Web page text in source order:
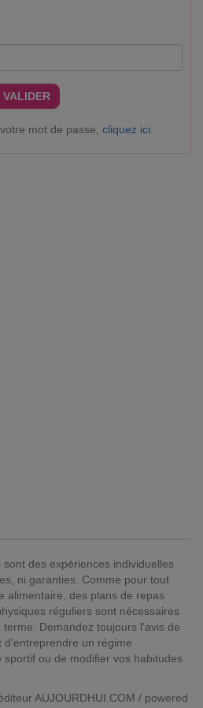
VALIDER
mot de passe, cliquez ici
des expériences individuelles
ni garanties. Comme pour tout
alimentaire, des plans de repas
réguliers sont nécessaires
Demandez toujours l'avis de
un régime
ou de modifier vos habitudes
AUJOURDHUI.COM / powered